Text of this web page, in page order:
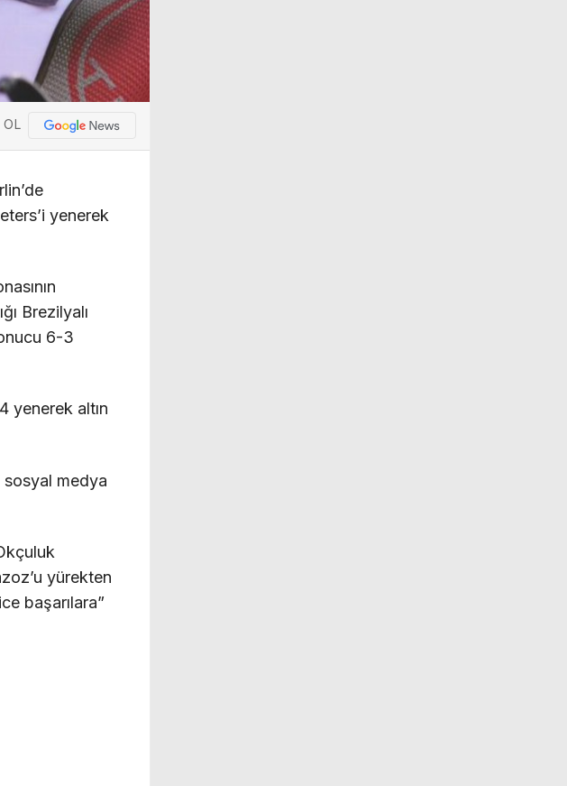
OL
yenerek
Brezilyalı
6-3
yenerek altın
sosyal medya
yürekten
başarılara”